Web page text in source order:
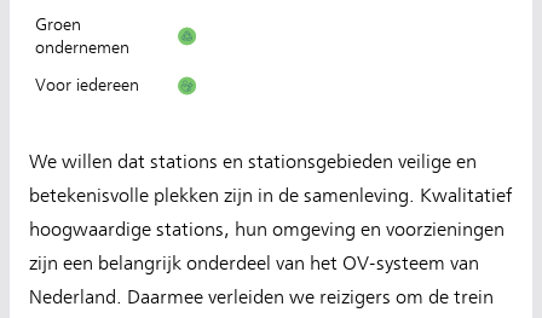
Groen
ondernemen
Voor iedereen
We willen dat stations en stationsgebieden veilige en
betekenisvolle plekken zijn in de samenleving. Kwalitatief
hoogwaardige stations, hun omgeving en voorzieningen
zijn een belangrijk onderdeel van het OV-systeem van
Nederland. Daarmee verleiden we reizigers om de trein